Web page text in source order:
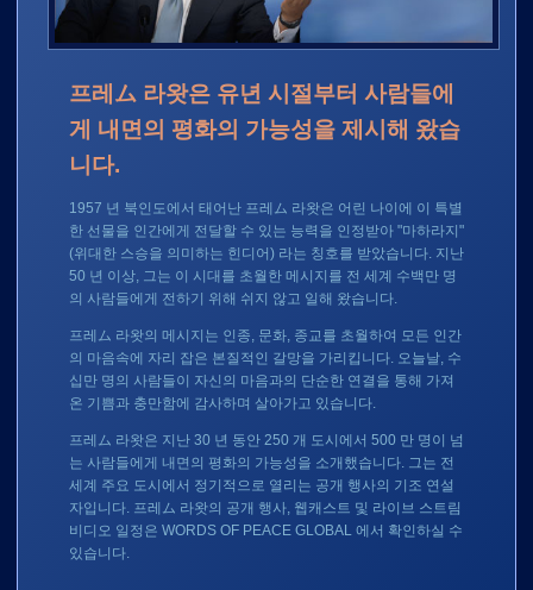
프레ム 라왓은 유년 시절부터 사람들에
게 내면의 평화의 가능성을 제시해 왔습
니다.
1957 년 북인도에서 태어난 프레ム 라왓은 어린 나이에 이 특별
한 선물을 인간에게 전달할 수 있는 능력을 인정받아 "마하라지"
(위대한 스승을 의미하는 힌디어) 라는 칭호를 받았습니다. 지난
50 년 이상, 그는 이 시대를 초월한 메시지를 전 세계 수백만 명
의 사람들에게 전하기 위해 쉬지 않고 일해 왔습니다.
프레ム 라왓의 메시지는 인종, 문화, 종교를 초월하여 모든 인간
의 마음속에 자리 잡은 본질적인 갈망을 가리킵니다. 오늘날, 수
십만 명의 사람들이 자신의 마음과의 단순한 연결을 통해 가져
온 기쁨과 충만함에 감사하며 살아가고 있습니다.
프레ム 라왓은 지난 30 년 동안 250 개 도시에서 500 만 명이 넘
는 사람들에게 내면의 평화의 가능성을 소개했습니다. 그는 전
세계 주요 도시에서 정기적으로 열리는 공개 행사의 기조 연설
자입니다. 프레ム 라왓의 공개 행사, 웹캐스트 및 라이브 스트림
비디오 일정은 WORDS OF PEACE GLOBAL에서 확인하실 수
있습니다.